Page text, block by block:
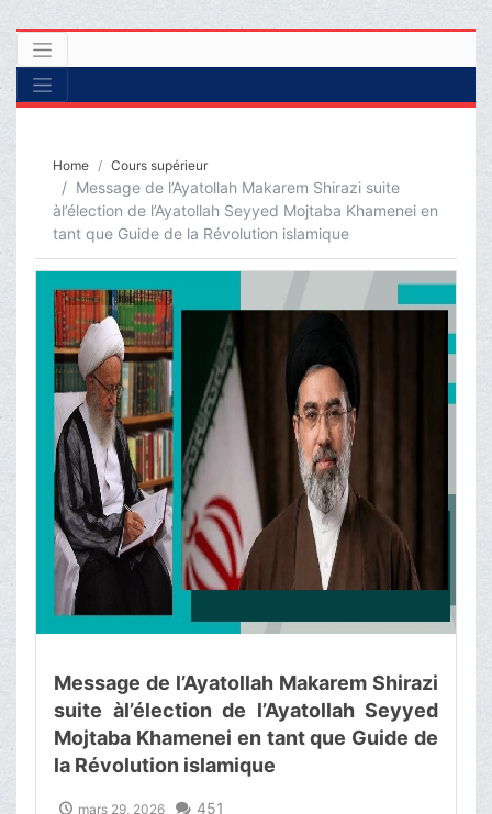
Home Cours supérieur
Message de l’Ayatollah Makarem Shirazi suite
àl’élection de l’Ayatollah Seyyed Mojtaba Khamenei en
tant que Guide de la Révolution islamique
Message de l’Ayatollah Makarem Shirazi
suite àl’élection de l’Ayatollah Seyyed
Mojtaba Khamenei en tant que Guide de
la Révolution islamique
mars 29, 2026 451